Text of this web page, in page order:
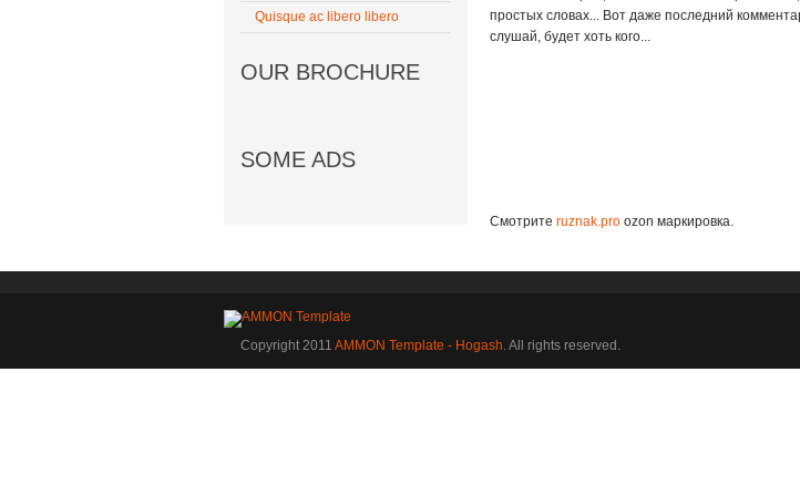
Quisque ac libero libero
OUR BROCHURE
SOME ADS
простых словах... Вот даже последний
слушай, будет хоть кого...
Смотрите ruznak.pro ozon маркировка.
Copyright 2011 AMMON Template - Hogash. All rights reserved.